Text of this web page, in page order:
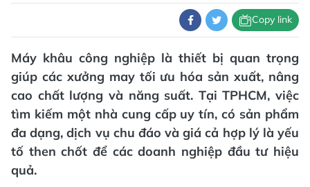
Copy link
Máy khâu công nghiệp là thiết bị quan trọng
giúp các xưởng may tối ưu hóa sản xuất, nâng
cao chất lượng và năng suất. Tại TPHCM, việc
tìm kiếm một nhà cung cấp uy tín, có sản phẩm
đa dạng, dịch vụ chu đáo và giá cả hợp lý là yếu
tố then chốt để các doanh nghiệp đầu tư hiệu
quả.